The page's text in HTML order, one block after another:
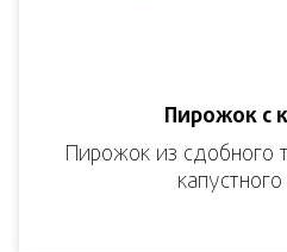
Пирожок с
Пирожок из сдобного